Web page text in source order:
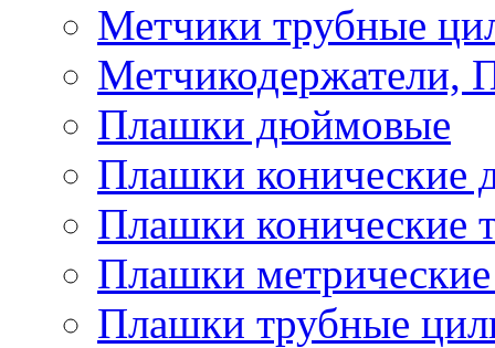
Метчики трубные
Метчикодержатели,
Плашки дюймовые
Плашки
Плашки конические
Плашки
Плашки трубные